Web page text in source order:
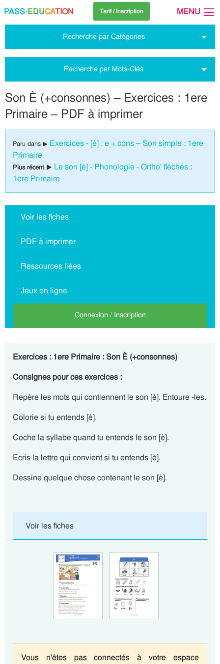
PASS-EDUCATION Tarif / Inscription MENU
Recherche par Catégories
Recherche par Mots-Clés
Son È (+consonnes) – Exercices : 1ere
Primaire – PDF à imprimer
Paru dans ▶ Exercices - [è] : e + cons – Son simple : 1ere
Primaire
Plus récent ▶ Le son [è] - Phonologie - Ortho' fléchés :
1ere Primaire
Voir les fiches
PDF à imprimer
Ressources liées
Jeux en ligne
Connexion / Inscription
Exercices : 1ere Primaire : Son È (+consonnes)
Consignes pour ces exercices :
Repère les mots qui contiennent le son [è]. Entoure -les.
Colorie si tu entends [è].
Coche la syllabe quand tu entends le son [è].
Ecris la lettre qui convient si tu entends [è].
Dessine quelque chose contenant le son [è].
Voir les fiches
Vous n'êtes pas connectés à votre espace